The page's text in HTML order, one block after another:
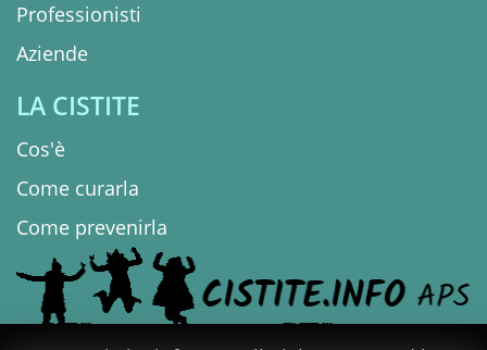
Professionisti
Aziende
LA CISTITE
Cos'è
Come curarla
Come prevenirla